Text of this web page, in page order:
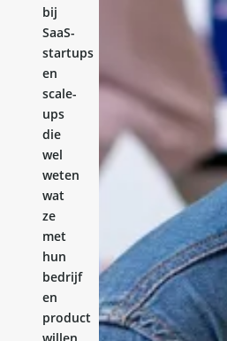
bij
SaaS-
startups
en
scale-
ups
die
wel
weten
wat
ze
met
hun
bedrijf
en
product